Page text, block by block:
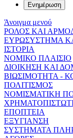
Ενημέρωση
Άνοιγμα μενού
ΡΟΛΟΣ ΚΑΙ
ΕΥΡΩΣΥΣΤΗΜΑ
ΙΣΤΟΡΙΑ
ΝΟΜΙΚΟ ΠΛΑΙΣΙΟ
ΔΙΟΙΚΗΣΗ ΚΑΙ
ΒΙΩΣΙΜΟΤΗΤΑ -
ΠΟΛΙΤΙΣΜΟΣ
ΝΟΜΙΣΜΑΤΙΚΗ
ΕΠΟΠΤΕΙΑ
ΕΞΥΓΙΑΝΣΗ
ΣΥΣΤΗΜΑΤΑ